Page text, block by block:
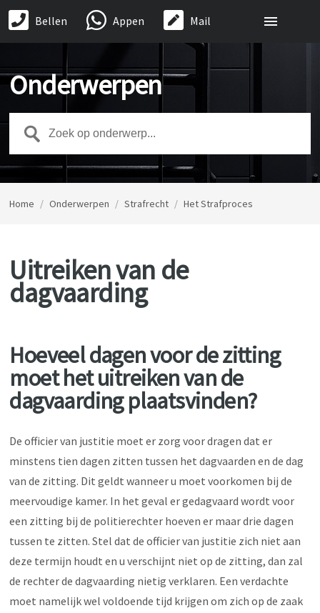
Bellen Appen Mail
Onderwerpen
Home / Onderwerpen / Strafrecht / Het Strafproces
Uitreiken van de
dagvaarding
Hoeveel dagen voor de zitting
moet het uitreiken van de
dagvaarding plaatsvinden?
De officier van justitie moet er zorg voor dragen dat er
minstens tien dagen zitten tussen het dagvaarden en de dag
van de zitting. Dit geldt wanneer u moet voorkomen bij de
meervoudige kamer. In het geval er gedagvaard wordt voor
een zitting bij de politierechter hoeven er maar drie dagen
tussen te zitten. Stel dat de officier van justitie zich niet aan
deze termijn houdt en u verschijnt niet op de zitting, dan zal
de rechter de dagvaarding nietig verklaren. Een verdachte
moet namelijk wel voldoende tijd krijgen om zich op de zaak